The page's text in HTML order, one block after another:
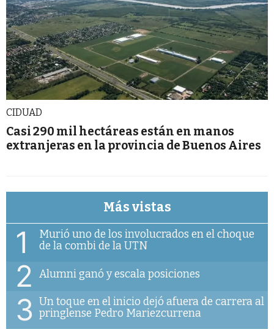
CIDUAD
Casi 290 mil hectáreas están en manos
extranjeras en la provincia de Buenos Aires
Más vistas
1
Murió uno de los involucrados en el choque
de la combi de la UTN
2 Alumni ganó y escala posiciones
3 Un toque en el inicio dejó afuera de carrera al
pringlense Pedro Mariezcurrena